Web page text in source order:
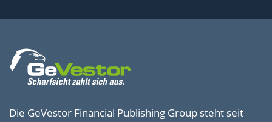
Die GeVestor Financial Publishing Group steht seit